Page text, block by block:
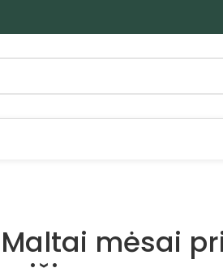
Maltai mėsai